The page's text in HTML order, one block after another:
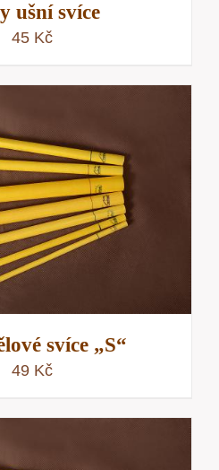
ušní svíce
45 Kč
svíce „S“
49 Kč